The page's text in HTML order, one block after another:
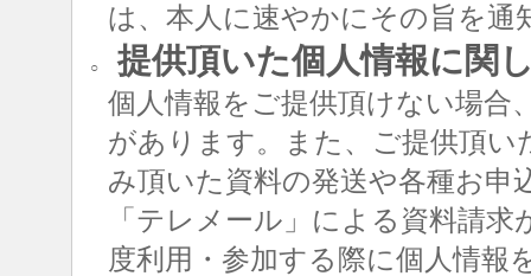
は、本人に速やかにその旨を通
○ 提供頂いた個人情報に関
個人情報をご提供頂けない場合
があります。また、ご提供頂い
み頂いた資料の発送や各種お
「テレメール」による資料請
度利用・参加する際に個人情